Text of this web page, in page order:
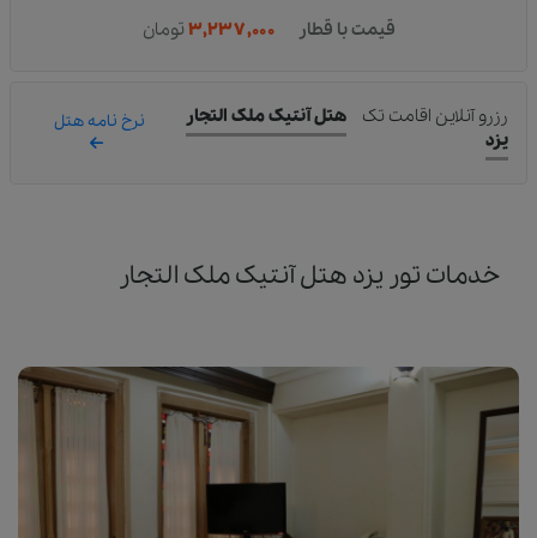
خدمات تور یزد هتل آنتیک ملک التجار
قیمت با قطار
۳,۲۳۷,۰۰۰ تومان
رزرو آنلاین اقامت تک
هتل آنتیک ملک التجار
یزد
نرخ نامه هتل